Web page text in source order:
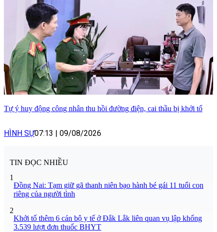
Tự ý huy động công nhân thu hồi đường điện, cai thầu bị khởi tố
HÌNH SỰ07:13 | 09/08/2026
TIN ĐỌC NHIỀU
1
Đồng Nai: Tạm giữ gã thanh niên bạo hành bé gái 11 tuổi con
riêng của người tình
2
Khởi tố thêm 6 cán bộ y tế ở Đắk Lắk liên quan vụ lập khống
3.539 lượt đơn thuốc BHYT